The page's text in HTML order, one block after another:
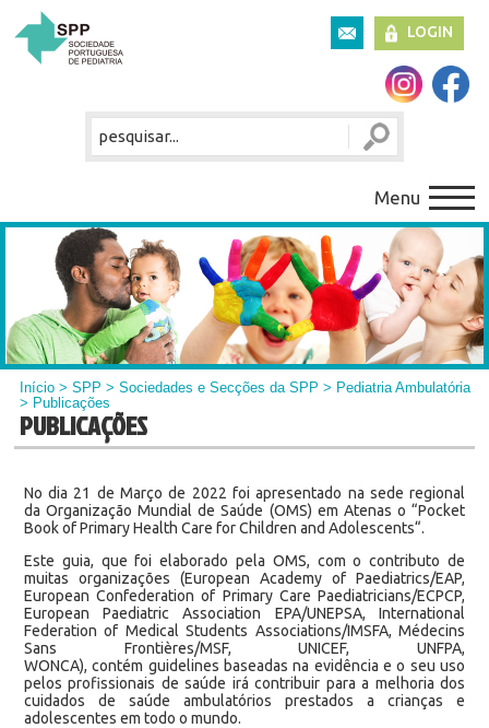
LOGIN
Menu
Início >SPP >Sociedades e Secções da SPP > Pediatria Ambulatória
> Publicações
PUBLICAÇÕES
No dia 21 de Março de 2022 foi apresentado na sede regional
da Organização Mundial de Saúde (OMS) em Atenas o “Pocket
Book of Primary Health Care for Children and Adolescents“.
Este guia, que foi elaborado pela OMS, com o contributo de
muitas organizações (European Academy of Paediatrics/EAP,
European Confederation of Primary Care Paediatricians/ECPCP,
European Paediatric Association EPA/UNEPSA, International
Federation of Medical Students Associations/IMSFA, Médecins
Sans Frontières/MSF, UNICEF, UNFPA,
WONCA), contém guidelines baseadas na evidência e o seu uso
pelos profissionais de saúde irá contribuir para a melhoria dos
cuidados de saúde ambulatórios prestados a crianças e
adolescentes em todo o mundo.